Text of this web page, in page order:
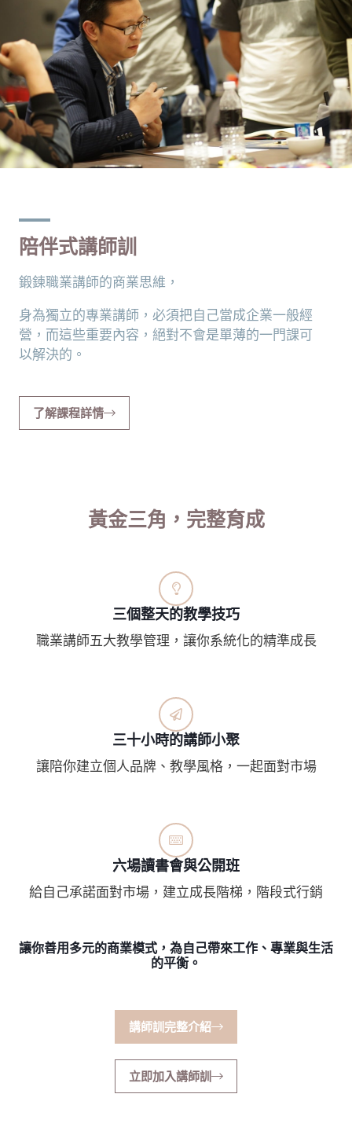
陪伴式講師訓
鍛鍊職業講師的商業思維，
身為獨立的專業講師，必須把自己當成企業一般經
營，而這些重要內容，絕對不會是單薄的一門課可
以解決的。
了解課程詳情
黃金三角，完整育成
三個整天的教學技巧
職業講師五大教學管理，讓你系統化的精準成長
三十小時的講師小聚
讓陪你建立個人品牌、教學風格，一起面對市場
六場讀書會與公開班
給自己承諾面對市場，建立成長階梯，階段式行銷
讓你善用多元的商業模式，為自己帶來工作、專業與生活
的平衡。
講師訓完整介紹
立即加入講師訓